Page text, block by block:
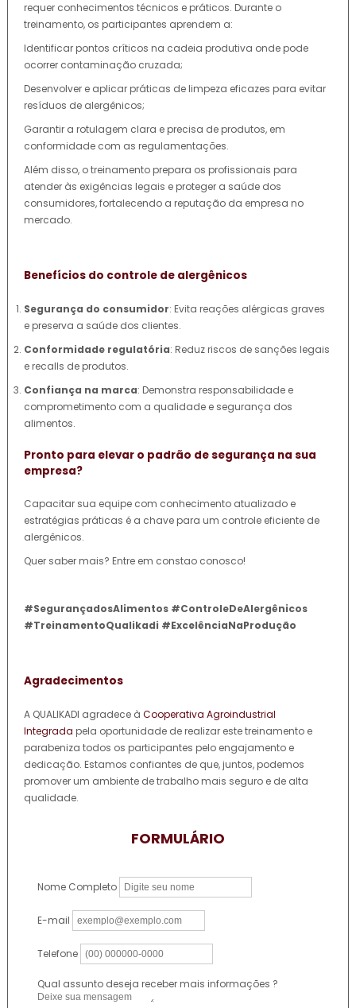
requer conhecimentos técnicos e práticos. Durante o
treinamento, os participantes aprendem a:
Identificar pontos críticos na cadeia produtiva onde pode
ocorrer contaminação cruzada;
Desenvolver e aplicar práticas de limpeza eficazes para evitar
resíduos de alergênicos;
Garantir a rotulagem clara e precisa de produtos, em
conformidade com as regulamentações.
Além disso, o treinamento prepara os profissionais para
atender às exigências legais e proteger a saúde dos
consumidores, fortalecendo a reputação da empresa no
mercado.
Benefícios do controle de alergênicos
Segurança do consumidor: Evita reações alérgicas graves
e preserva a saúde dos clientes.
Conformidade regulatória: Reduz riscos de sanções legais
e recalls de produtos.
Confiança na marca: Demonstra responsabilidade e
comprometimento com a qualidade e segurança dos
alimentos.
Pronto para elevar o padrão de segurança na sua
empresa?
Capacitar sua equipe com conhecimento atualizado e
estratégias práticas é a chave para um controle eficiente de
alergênicos.
Quer saber mais? Entre em constao conosco!
#SegurançadosAlimentos #ControleDeAlergênicos
#TreinamentoQualikadi #ExcelênciaNaProdução
Agradecimentos
A QUALIKADI agradece à Cooperativa Agroindustrial
Integrada pela oportunidade de realizar este treinamento e
parabeniza todos os participantes pelo engajamento e
dedicação. Estamos confiantes de que, juntos, podemos
promover um ambiente de trabalho mais seguro e de alta
qualidade.
FORMULÁRIO
Nome Completo
E-mail
Telefone
Qual assunto deseja receber mais informações ?